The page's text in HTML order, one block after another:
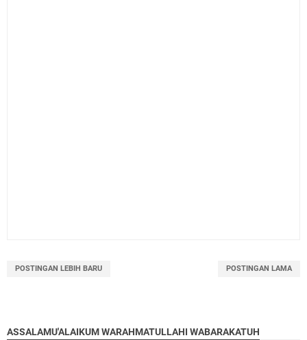
POSTINGAN LEBIH BARU POSTINGAN LAMA
ASSALAMU'ALAIKUM WARAHMATULLAHI WABARAKATUH